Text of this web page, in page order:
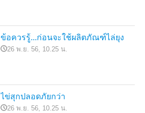
ข้อควรรู้...ก่อนจะใช้ผลิตภัณฑ์ไล่ยุง
26 พ.ย. 56, 10.25 น.
ไข่สุกปลอดภัยกว่า
26 พ.ย. 56, 10.25 น.